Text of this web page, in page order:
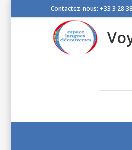
Contactez-nous: +33 3 28